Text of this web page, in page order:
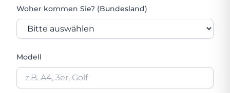
Woher kommen Sie? (Bundesland)
Modell